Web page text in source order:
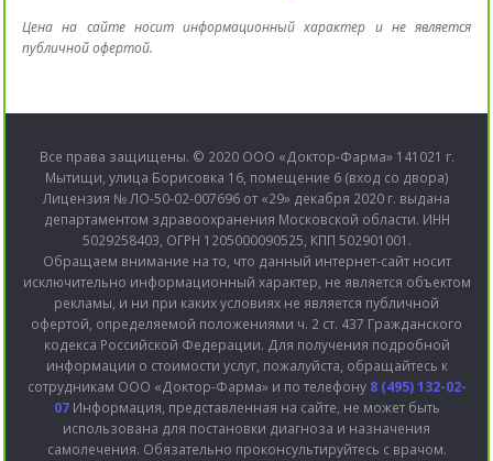
Цена на сайте носит информационный характер и не является
публичной офертой.
Все права защищены. © 2020 ООО «Доктор-Фарма» 141021 г.
Мытищи, улица Борисовка 16, помещение 6 (вход со двора)
Лицензия № ЛО-50-02-007696 от «29» декабря 2020 г. выдана
департаментом здравоохранения Московской области. ИНН
5029258403, ОГРН 1205000090525, КПП 502901001.
Обращаем внимание на то, что данный интернет-сайт носит
исключительно информационный характер, не является объектом
рекламы, и ни при каких условиях не является публичной
офертой, определяемой положениями ч. 2 ст. 437 Гражданского
кодекса Российской Федерации. Для получения подробной
информации о стоимости услуг, пожалуйста, обращайтесь к
сотрудникам ООО «Доктор-Фарма» и по телефону 8 (495) 132-02-
07Информация, представленная на сайте, не может быть
использована для постановки диагноза и назначения
самолечения. Обязательно проконсультируйтесь с врачом.